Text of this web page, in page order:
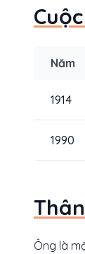
Năm
1914
1990
Ông là